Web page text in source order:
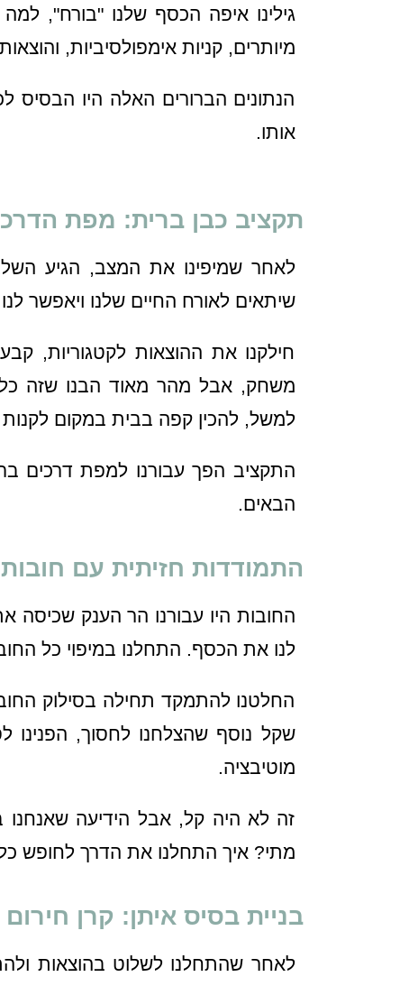
גילינו איפה הכסף שלנו "בורח", למה
מיותרים, קניות אימפולסיביות,
הנתונים הברורים האלה היו הבסיס
אותו.
תקציב כבן ברית: מפת
לאחר שמיפינו את המצב, הגיע
שיתאים לאורח החיים שלנו ויאפשר
חילקנו את ההוצאות לקטגוריות,
משחק, אבל מהר מאוד הבנו שזה כלי
למשל, להכין קפה בבית במקום לקנות
התקציב הפך עבורנו למפת דרכים
הבאים.
התמודדות חזיתית עם
החובות היו עבורנו הר הענק שכיסה
לנו את הכסף. התחלנו במיפוי כל
החלטנו להתמקד תחילה בסילוק
שקל נוסף שהצלחנו לחסוך, הפנינו
מוטיבציה.
זה לא היה קל, אבל הידיעה שאנחנו
מתי? איך התחלנו את הדרך לחופש
בניית בסיס איתן: קרן חירום
לאחר שהתחלנו לשלוט בהוצאות